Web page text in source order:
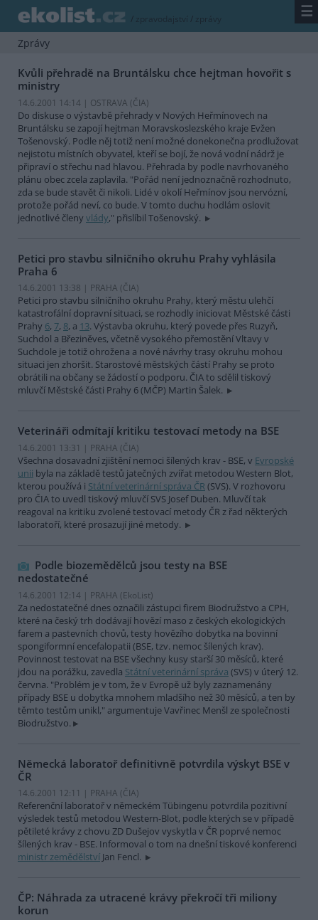
/ zpravodajství / zprávy ☰
Zprávy
Kvůli přehradě na Bruntálsku chce hejtman hovořit s
ministry
14.6.2001 14:14 | OSTRAVA (ČIA)
Do diskuse o výstavbě přehrady v Nových Heřmínovech na
Bruntálsku se zapojí hejtman Moravskoslezského kraje Evžen
Tošenovský. Podle něj totiž není možné donekonečna prodlužovat
nejistotu místních obyvatel, kteří se bojí, že nová vodní nádrž je
připraví o střechu nad hlavou. Přehrada by podle navrhovaného
plánu obec zcela zaplavila. "Pořád není jednoznačně rozhodnuto,
zda se bude stavět či nikoli. Lidé v okolí Heřmínov jsou nervózní,
protože pořád neví, co bude. V tomto duchu hodlám oslovit
jednotlivé členy vlády," přislíbil Tošenovský.
Petici pro stavbu silničního okruhu Prahy vyhlásila
Praha 6
14.6.2001 13:38 | PRAHA (ČIA)
Petici pro stavbu silničního okruhu Prahy, který městu ulehčí
katastrofální dopravní situaci, se rozhodly iniciovat Městské části
Prahy 6, 7, 8, a 13. Výstavba okruhu, který povede přes Ruzyň,
Suchdol a Březiněves, včetně vysokého přemostění Vltavy v
Suchdole je totiž ohrožena a nové návrhy trasy okruhu mohou
situaci jen zhoršit. Starostové městských částí Prahy se proto
obrátili na občany se žádostí o podporu. ČIA to sdělil tiskový
mluvčí Městské části Prahy 6 (MČP) Martin Šalek.
Veterináři odmítají kritiku testovací metody na BSE
14.6.2001 13:31 | PRAHA (ČIA)
Všechna dosavadní zjištění nemoci šílených krav - BSE, v Evropské
unii byla na základě testů jatečných zvířat metodou Western Blot,
kterou používá i Státní veterinární správa ČR(SVS). V rozhovoru
pro ČIA to uvedl tiskový mluvčí SVS Josef Duben. Mluvčí tak
reagoval na kritiku zvolené testovací metody ČR z řad některých
laboratoří, které prosazují jiné metody.
Podle biozemědělců jsou testy na BSE
nedostatečné
14.6.2001 12:14 | PRAHA (EkoList)
Za nedostatečné dnes označili zástupci firem Biodružstvo a CPH,
které na český trh dodávají hovězí maso z českých ekologických
farem a pastevních chovů, testy hovězího dobytka na bovinní
spongiformní encefalopatii (BSE, tzv. nemoc šílených krav).
Povinnost testovat na BSE všechny kusy starší 30 měsíců, které
jdou na porážku, zavedla Státní veterinární správa (SVS) v úterý 12.
června. "Problém je v tom, že v Evropě už byly zaznamenány
případy BSE u dobytka mnohem mladšího než 30 měsíců, a ten by
těmto testům unikl," argumentuje Vavřinec Menšl ze společnosti
Biodružstvo.
Německá laboratoř definitivně potvrdila výskyt BSE v
ČR
14.6.2001 12:11 | PRAHA (ČIA)
Referenční laboratoř v německém Tübingenu potvrdila pozitivní
výsledek testů metodou Western-Blot, podle kterých se v případě
pětileté krávy z chovu ZD Dušejov vyskytla v ČR poprvé nemoc
šílených krav - BSE. Informoval o tom na dnešní tiskové konferenci
ministr zemědělství Jan Fencl.
ČP: Náhrada za utracené krávy překročí tři miliony
korun